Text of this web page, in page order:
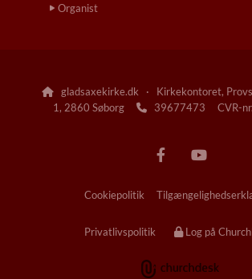
Organist
gladsaxekirke.dk · Kirkekontoret,
1, 2860 Søborg
39677473 CVR-nr.
Cookiepolitik
Privatlivspolitik Log på